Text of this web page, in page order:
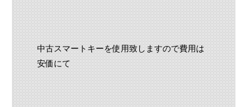
中古スマートキーを使用致しますので費用は
安価にて